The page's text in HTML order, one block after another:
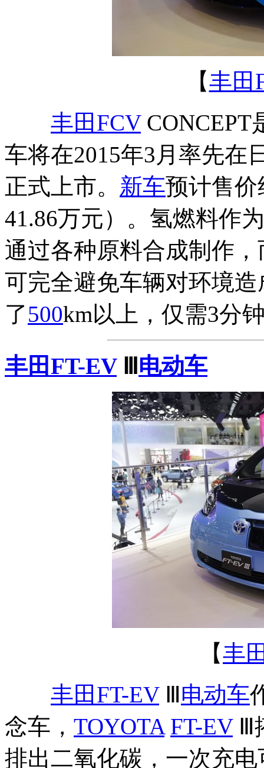
【丰田
丰田FCVCONCEPT
车将在2015年3月率先在
正式上市。 新车预计售价
41.86万元）。氢燃料作
通过各种原料合成制作
可完全避免车辆对环境
了500km以上，仅需3分
丰田FT-EVⅢ 电动车
【丰
丰田FT-EVⅢ电动车
念车， TOYOTA FT-EVⅢ
排出二氧化碳，一次充